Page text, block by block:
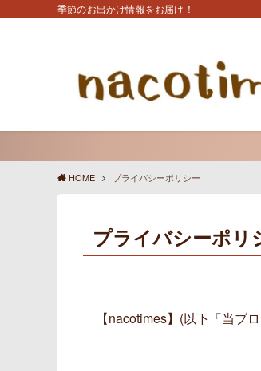
季節のお出かけ情報をお届け！
HOME プライバシーポリシー
プライバシーポリ
【nacotimes】(以下「当ブ